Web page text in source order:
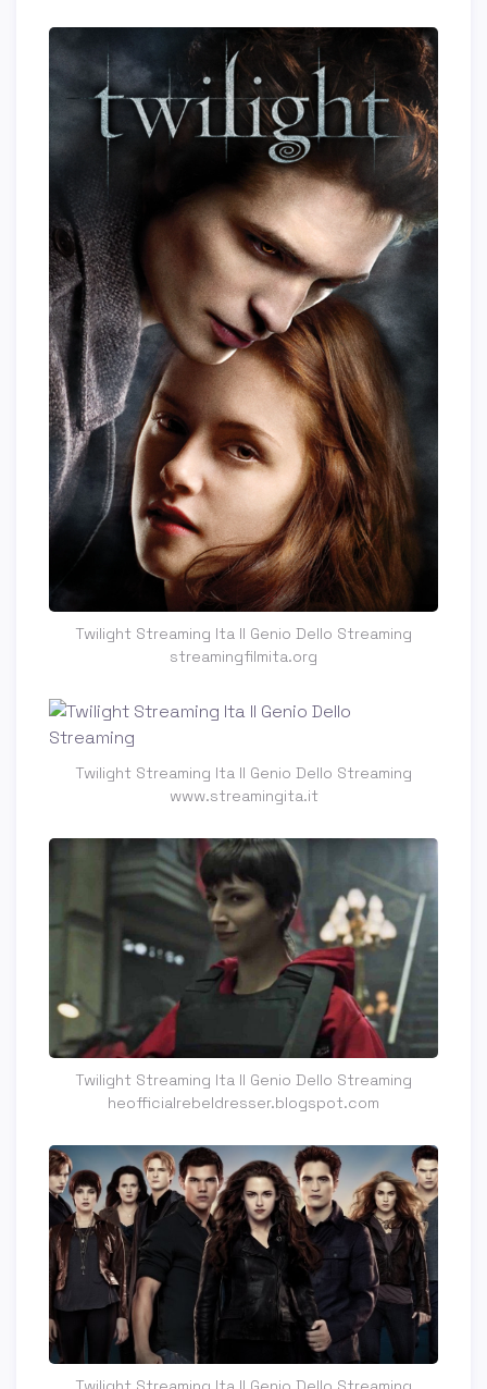
Twilight Streaming Ita Il Genio Dello Streaming
streamingfilmita.org
Twilight Streaming Ita Il Genio Dello Streaming
www.streamingita.it
Twilight Streaming Ita Il Genio Dello Streaming
heofficialrebeldresser.blogspot.com